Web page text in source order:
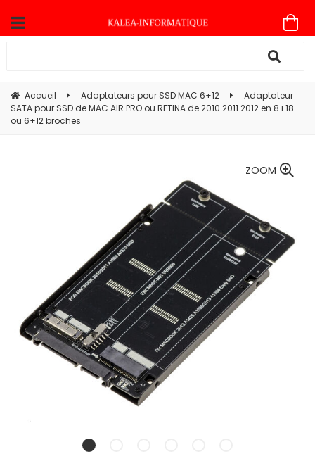
Accueil Adaptateurs pour SSD MAC 6+12
Adaptateur
SATA pour SSD de MAC AIR PRO ou RETINA de 2010 2011 2012 en 8+18
ou 6+12 broches
ZOOM